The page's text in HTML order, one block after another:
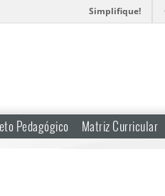
Simplifique!
Pedagógico Matriz Curricular